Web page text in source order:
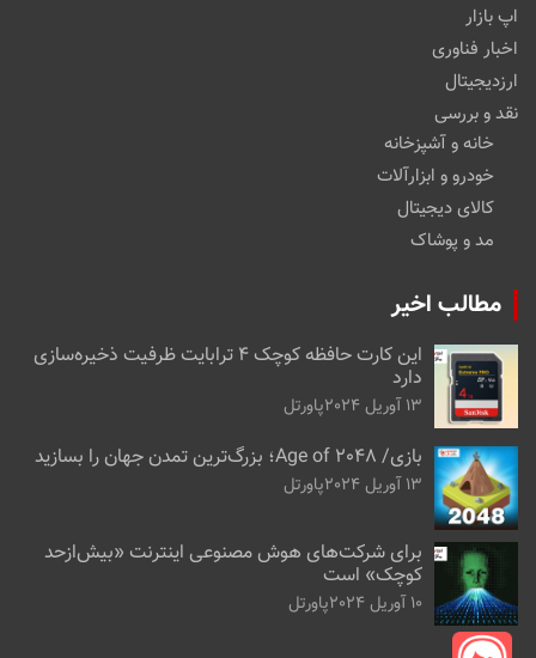
اپ بازار
اخبار فناوری
ارزدیجیتال
نقد و بررسی
خانه و آشپزخانه
خودرو و ابزارآلات
کالای دیجیتال
مد و پوشاک
مطالب اخیر
این کارت حافظه کوچک ۴ ترابایت ظرفیت ذخیره‌سازی
دارد
13 آوریل 2024 پاورتل
بازی/ Age of 2048؛ بزرگ‌ترین تمدن جهان را بسازید
13 آوریل 2024 پاورتل
برای شرکت‌های هوش مصنوعی اینترنت «بیش‌از‌حد
کوچک» است
10 آوریل 2024 پاورتل